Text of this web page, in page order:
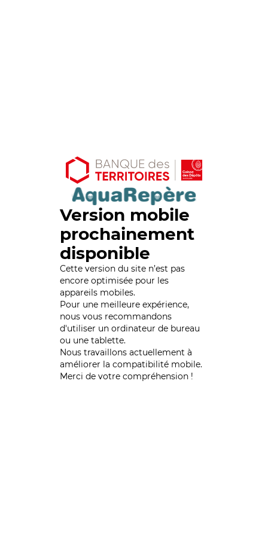
Version mobile
prochainement
disponible
Cette version du site n’est pas
encore optimisée pour les
appareils mobiles.
Pour une meilleure expérience,
nous vous recommandons
d'utiliser un ordinateur de bureau
ou une tablette.
Nous travaillons actuellement à
améliorer la compatibilité mobile.
Merci de votre compréhension !